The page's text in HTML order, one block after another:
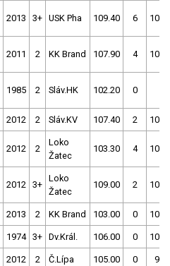
2013 3+ USK Pha 109.40 6
2011 2 KK Brand 107.90 4
1985 2 Sláv.HK 102.20 0
2012 2 Sláv.KV 107.40 2
2012 2
Loko
Žatec
103.30 4
2012 3+
Loko
Žatec
109.00 2
2013 2 KK Brand 103.00 0
1974 3+ Dv.Král. 106.00 0
2012 2 Č.Lípa 105.00 0